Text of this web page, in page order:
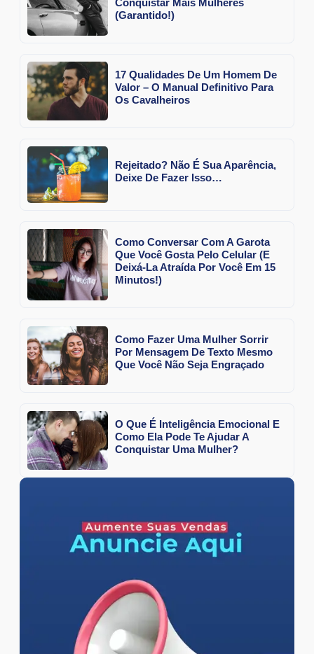
Conquistar Mais Mulheres
(Garantido!)
17 Qualidades De Um Homem De
Valor – O Manual Definitivo Para
Os Cavalheiros
Rejeitado? Não É Sua Aparência,
Deixe De Fazer Isso…
Como Conversar Com A Garota
Que Você Gosta Pelo Celular (E
Deixá-La Atraída Por Você Em 15
Minutos!)
Como Fazer Uma Mulher Sorrir
Por Mensagem De Texto Mesmo
Que Você Não Seja Engraçado
O Que É Inteligência Emocional E
Como Ela Pode Te Ajudar A
Conquistar Uma Mulher?